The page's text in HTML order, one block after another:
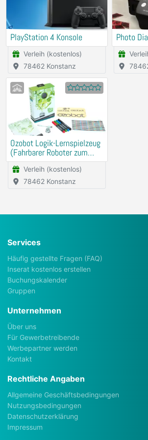
PlayStation 4 Konsole
Verleih (kostenlos)
78462 Konstanz
Photo
Ozobot Logik-Lernspielzeug
(Fahrbarer Roboter zum
Programmieren ohne
Computer)
Verleih (kostenlos)
78462 Konstanz
Services
Häufig gestellte Fragen (FAQ)
Inserat kostenlos erstellen
Buchungskalender
Gruppen
Unternehmen
Über uns
Für Gewerbetreibende
Werbepartner werden
Kontakt
Rechtliche Angaben
Allgemeine Geschäftsbedingungen
Nutzungsbedingungen
Datenschutzerklärung
Impressum